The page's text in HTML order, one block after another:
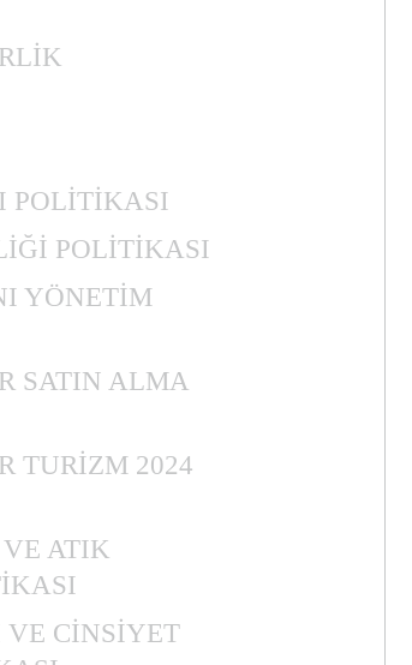
POLİTİKASI
POLİTİKASI
YÖNETİM
SATIN ALMA
TURİZM 2024
ATIK
CİNSİYET